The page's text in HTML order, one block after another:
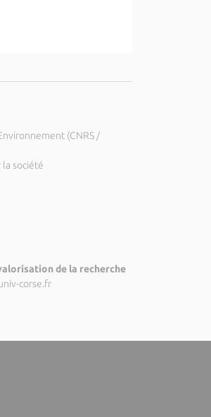
(CNRS /
la société
de la recherche
corse.fr